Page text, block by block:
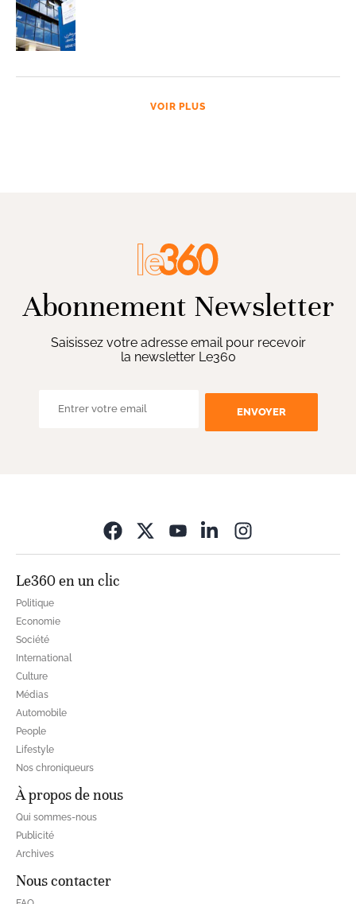
VOIR PLUS
Abonnement Newsletter
Saisissez votre adresse email pour recevoir
la newsletter Le360
ENVOYER
Le360 en un clic
Politique
Economie
Société
International
Culture
Médias
Automobile
People
Lifestyle
Nos chroniqueurs
À propos de nous
Qui sommes-nous
Publicité
Archives
Nous contacter